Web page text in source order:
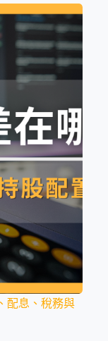
配息、稅務與